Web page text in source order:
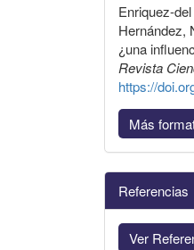
Enriquez-
Hernández,
¿una
Revista
https://
Más
Referencias
Ver